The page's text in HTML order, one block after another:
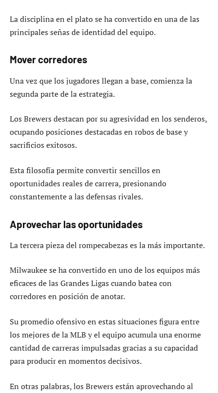
La disciplina en el plato se ha convertido en una de las
principales señas de identidad del equipo.
Mover corredores
Una vez que los jugadores llegan a base, comienza la
segunda parte de la estrategia.
Los Brewers destacan por su agresividad en los senderos,
ocupando posiciones destacadas en robos de base y
sacrificios exitosos.
Esta filosofía permite convertir sencillos en
oportunidades reales de carrera, presionando
constantemente a las defensas rivales.
Aprovechar las oportunidades
La tercera pieza del rompecabezas es la más importante.
Milwaukee se ha convertido en uno de los equipos más
eficaces de las Grandes Ligas cuando batea con
corredores en posición de anotar.
Su promedio ofensivo en estas situaciones figura entre
los mejores de la MLB y el equipo acumula una enorme
cantidad de carreras impulsadas gracias a su capacidad
para producir en momentos decisivos.
En otras palabras, los Brewers están aprovechando al